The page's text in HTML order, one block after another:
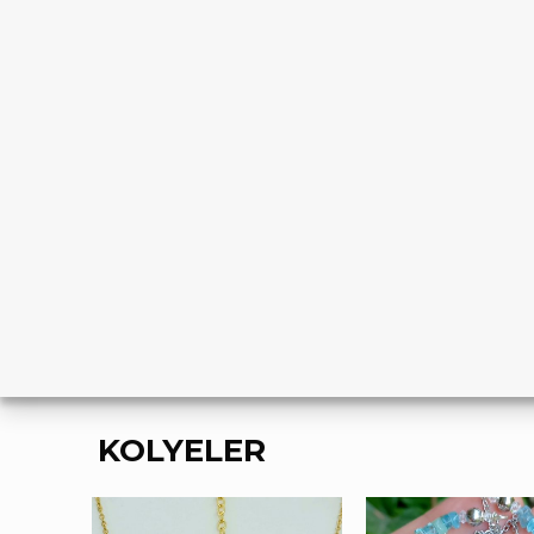
KOLYELER